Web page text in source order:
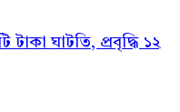
ঘাটতি, প্রবৃদ্ধি ১২